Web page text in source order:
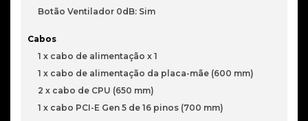
Botão Ventilador 0dB: Sim
Cabos
1 x cabo de alimentação x 1
1 x cabo de alimentação da placa-mãe (600 mm)
2 x cabo de CPU (650 mm)
1 x cabo PCI-E Gen 5 de 16 pinos (700 mm)